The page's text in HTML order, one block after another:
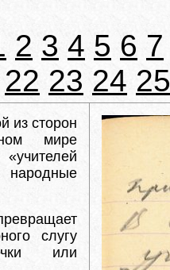
2 3 4 5 6 7
22 23 24 25
из сторон
мире
слугу
или